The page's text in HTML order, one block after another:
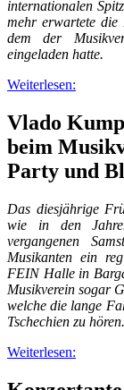
internationalen
mehr erwartete die
dem der
eingeladen hatte.
Weiterlesen:
Vlado
beim
Party und
Das diesjährige
wie in den
vergangenen
Musikanten ein
FEIN Halle in
Musikverein sogar
welche die lange
Tschechien zu hören.
Weiterlesen: